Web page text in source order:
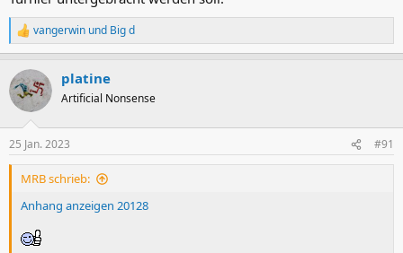
R
e
k
t
i
e
n
vangerwin und Big d
platine
Artificial Nonsense
25 Jan. 2023 #91
MRB schrieb:
Anhang anzeigen 20128